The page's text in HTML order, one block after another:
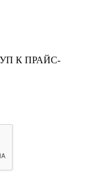
К ПРАЙС-